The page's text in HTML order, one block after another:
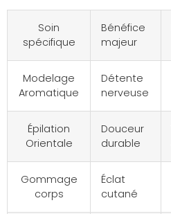
Soin
spécifique
Bénéfice
majeur
Modelage
Aromatique
Détente
nerveuse
Épilation
Orientale
Douceur
durable
Gommage
corps
Éclat
cutané